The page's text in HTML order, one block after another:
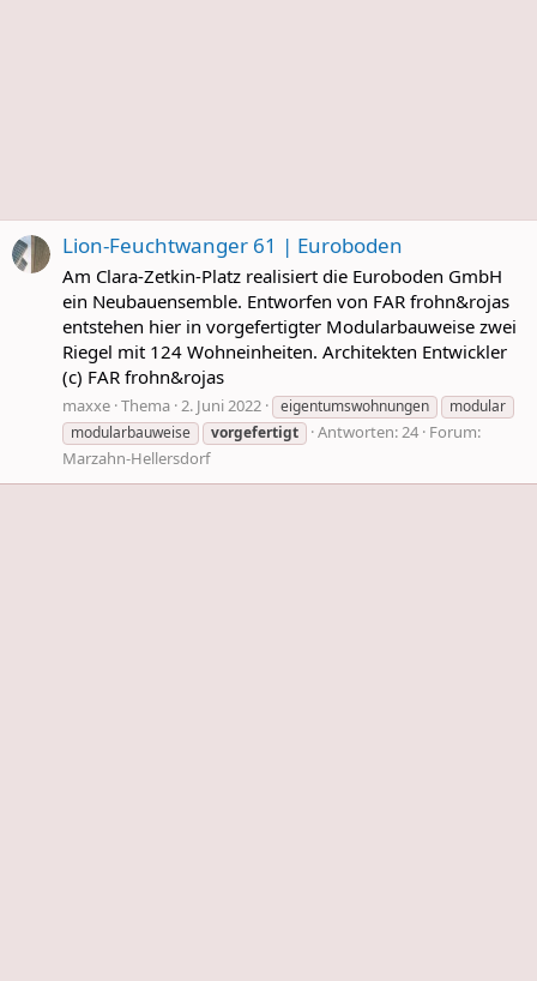
Lion-Feuchtwanger 61 | Euroboden
Am Clara-Zetkin-Platz realisiert die Euroboden GmbH
ein Neubauensemble. Entworfen von FAR frohn&rojas
entstehen hier in vorgefertigter Modularbauweise zwei
Riegel mit 124 Wohneinheiten. Architekten Entwickler
(c) FAR frohn&rojas
maxxe Thema 2. Juni 2022 eigentumswohnungen
modular
modularbauweise
vorgefertigt Antworten: 24 Forum:
Marzahn-Hellersdorf